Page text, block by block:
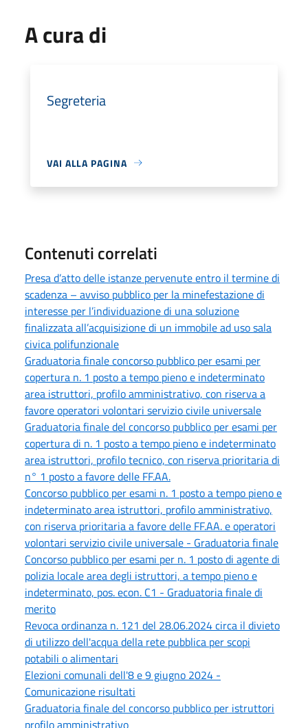
A cura di
Segreteria
VAI ALLA PAGINA
Contenuti correlati
Presa d’atto delle istanze pervenute entro il termine di
scadenza – avviso pubblico per la minefestazione di
interesse per l’individuazione di una soluzione
finalizzata all’acquisizione di un immobile ad uso sala
civica polifunzionale
Graduatoria finale concorso pubblico per esami per
copertura n. 1 posto a tempo pieno e indeterminato
area istruttori, profilo amministrativo, con riserva a
favore operatori volontari servizio civile universale
Graduatoria finale del concorso pubblico per esami per
copertura di n. 1 posto a tempo pieno e indeterminato
area istruttori, profilo tecnico, con riserva prioritaria di
n° 1 posto a favore delle FF.AA.
Concorso pubblico per esami n. 1 posto a tempo pieno e
indeterminato area istruttori, profilo amministrativo,
con riserva prioritaria a favore delle FF.AA. e operatori
volontari servizio civile universale - Graduatoria finale
Concorso pubblico per esami per n. 1 posto di agente di
polizia locale area degli istruttori, a tempo pieno e
indeterminato, pos. econ. C1 - Graduatoria finale di
merito
Revoca ordinanza n. 121 del 28.06.2024 circa il divieto
di utilizzo dell'acqua della rete pubblica per scopi
potabili o alimentari
Elezioni comunali dell'8 e 9 giugno 2024 -
Comunicazione risultati
Graduatoria finale del concorso pubblico per istruttori
profilo amministrativo